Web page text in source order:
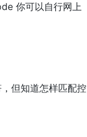
你可以自行网上
但知道怎样匹配控